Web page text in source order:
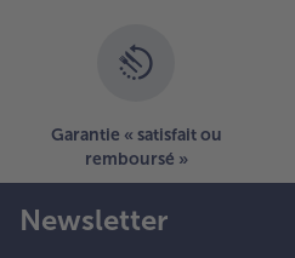
Garantie « satisfait ou
remboursé »
Newsletter